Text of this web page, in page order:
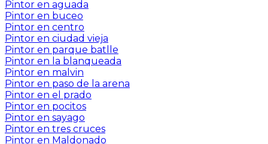
Pintor en aguada
Pintor en buceo
Pintor en centro
Pintor en ciudad vieja
Pintor en parque batlle
Pintor en la blanqueada
Pintor en malvin
Pintor en paso de la arena
Pintor en el prado
Pintor en pocitos
Pintor en sayago
Pintor en tres cruces
Pintor en Maldonado